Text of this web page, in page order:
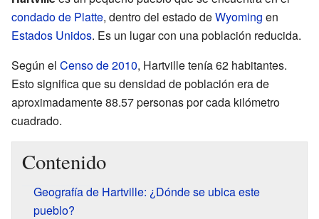
condado de Platte, dentro del estado deWyoming en
Estados Unidos. Es un lugar con una población reducida.
Según el Censo de 2010, Hartville tenía 62 habitantes.
Esto significa que su densidad de población era de
aproximadamente 88.57 personas por cada kilómetro
cuadrado.
Contenido
Geografía de Hartville: ¿Dónde se ubica este
pueblo?